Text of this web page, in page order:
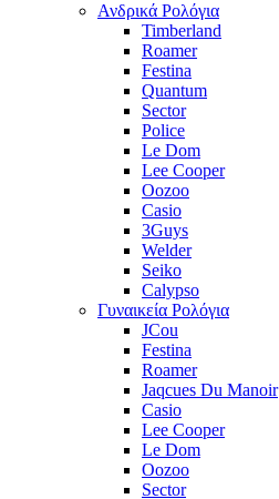
Ανδρικά Ρολόγια
Timberland
Roamer
Festina
Quantum
Sector
Police
Le Dom
Lee Cooper
Oozoo
Casio
3Guys
Welder
Seiko
Calypso
Γυναικεία Ρολόγια
JCou
Festina
Roamer
Jaqcues Du Manoir
Casio
Lee Cooper
Le Dom
Oozoo
Sector